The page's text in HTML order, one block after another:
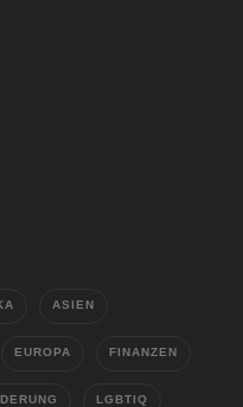
ASIEN
EUROPA FINANZEN
LGBTIQ